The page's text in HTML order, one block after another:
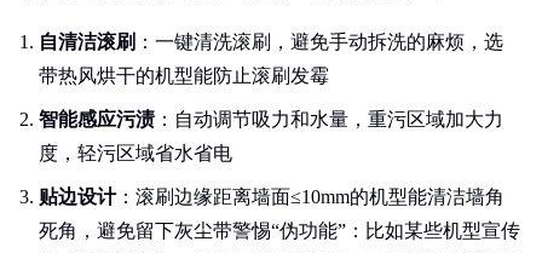
自清洁滚刷 ：一键清洗滚刷，避免手动拆洗的麻烦，选
带热风烘干的机型能防止滚刷发霉
智能感应污渍 ：自动调节吸力和水量，重污区域加大力
度，轻污区域省水省电
贴边设计：滚刷边缘距离墙面≤10mm的机型能清洁墙角
死角，避免留下灰尘带警惕“伪功能”：比如某些机型宣传